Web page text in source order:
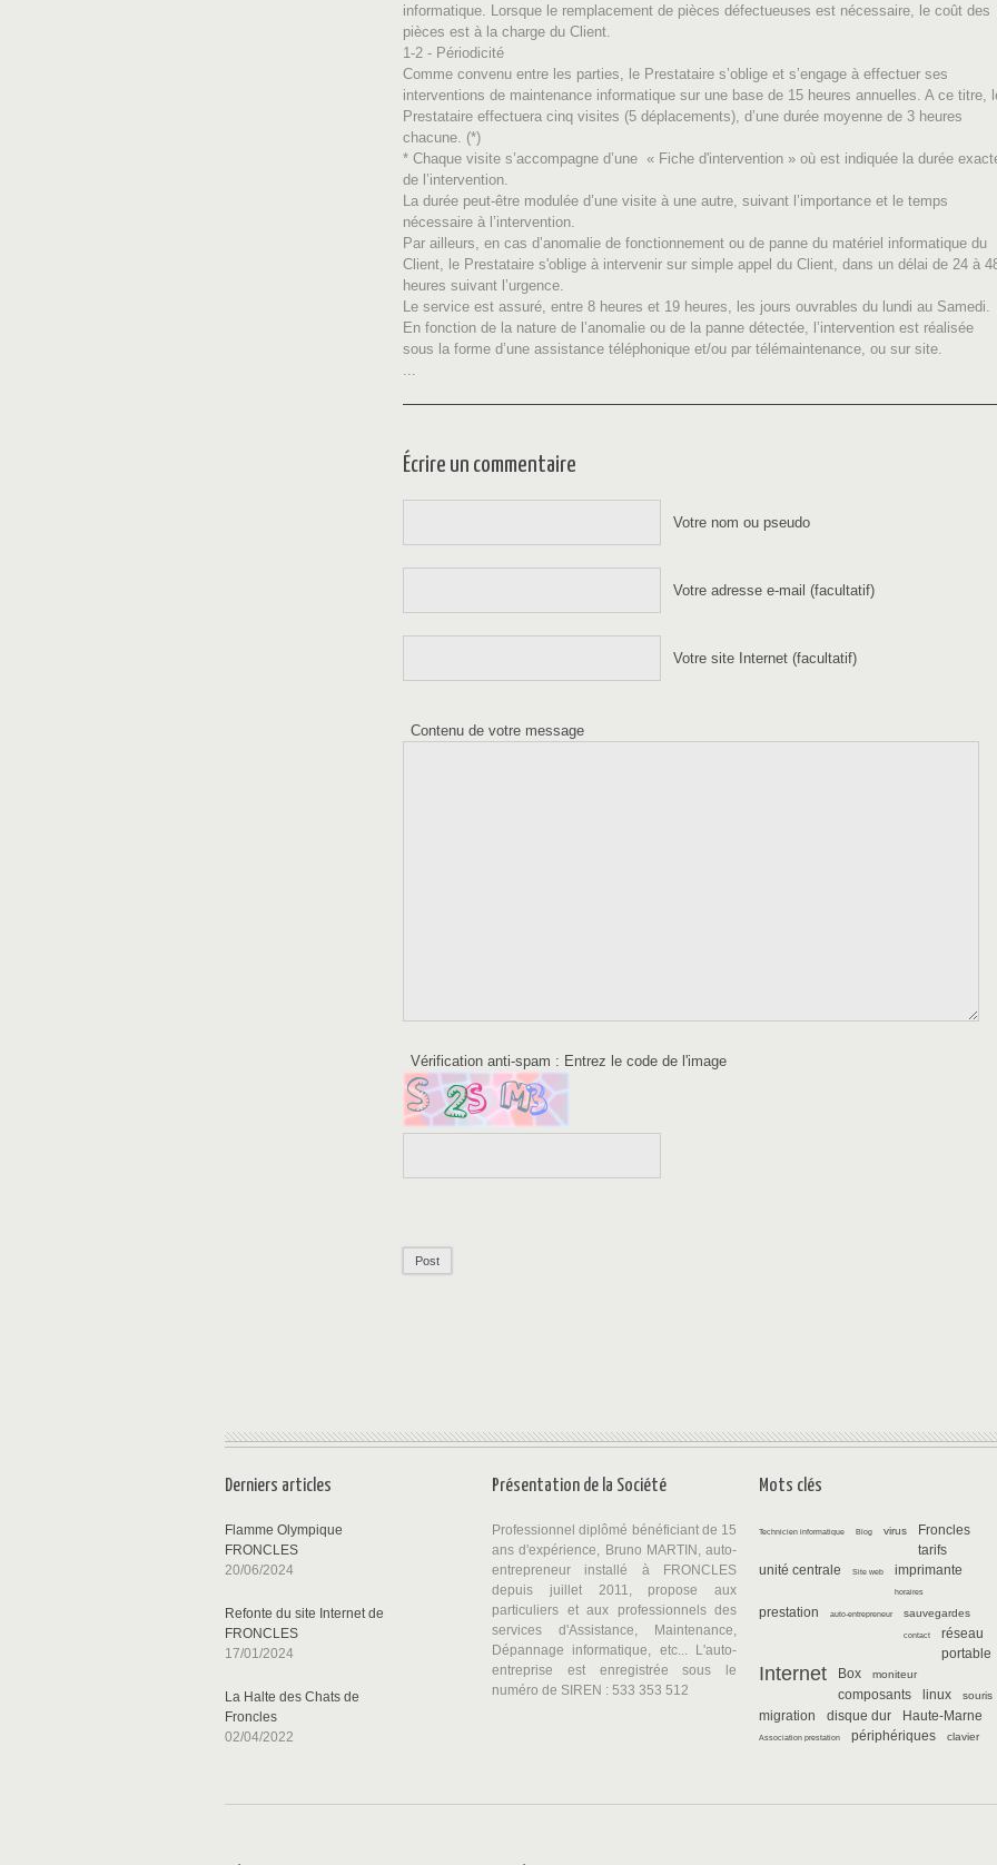
informatique. Lorsque le remplacement de pièces défectueuses est nécessaire, le coût des
pièces est à la charge du Client.
1-2 - Périodicité
Comme convenu entre les parties, le Prestataire s’oblige et s’engage à effectuer ses
interventions de maintenance informatique sur une base de 15 heures annuelles. A ce titre,
Prestataire effectuera cinq visites (5 déplacements), d’une durée moyenne de 3 heures
chacune. (*)
* Chaque visite s’accompagne d’une « Fiche d'intervention » où est indiquée la durée
de l’intervention.
La durée peut-être modulée d’une visite à une autre, suivant l’importance et le temps
nécessaire à l’intervention.
Par ailleurs, en cas d’anomalie de fonctionnement ou de panne du matériel informatique du
Client, le Prestataire s'oblige à intervenir sur simple appel du Client, dans un délai de 24 à
heures suivant l’urgence.
Le service est assuré, entre 8 heures et 19 heures, les jours ouvrables du lundi au Samedi.
En fonction de la nature de l’anomalie ou de la panne détectée, l’intervention est réalisée
sous la forme d’une assistance téléphonique et/ou par télémaintenance, ou sur site.
...
Écrire un commentaire
Votre nom ou pseudo
Votre adresse e-mail (facultatif)
Votre site Internet (facultatif)
Contenu de votre message
Vérification anti-spam : Entrez le code de l'image
Derniers articles
Flamme Olympique
FRONCLES
20/06/2024
Refonte du site Internet de
FRONCLES
17/01/2024
La Halte des Chats de
Froncles
02/04/2022
Présentation de la Société
Professionnel diplômé bénéficiant de 15
ans d'expérience, Bruno MARTIN, auto-
entrepreneur installé à FRONCLES
depuis juillet 2011, propose aux
particuliers et aux professionnels des
services d'Assistance, Maintenance,
Dépannage informatique, etc... L'auto-
entreprise est enregistrée sous le
numéro de SIREN : 533 353 512
Mots clés
Technicien informatique Blog virus
Froncles
tarifs
unité centrale
Site web imprimante
horaires
prestation auto-entrepreneur sauvegardes
contact
réseau
portable
Internet Box moniteur
composants linux souris
migration disque dur Haute-Marne
Association prestation périphériques clavier